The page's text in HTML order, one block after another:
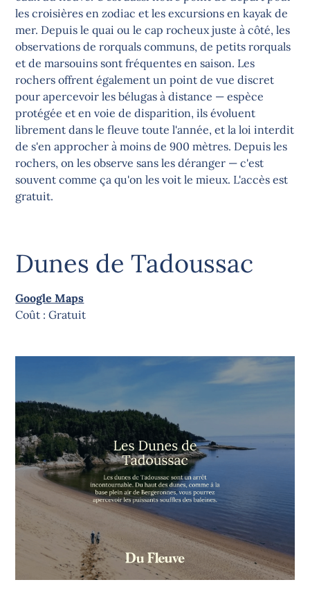
les croisières en zodiac et les excursions en kayak de
mer. Depuis le quai ou le cap rocheux juste à côté, les
observations de rorquals communs, de petits rorquals
et de marsouins sont fréquentes en saison. Les
rochers offrent également un point de vue discret
pour apercevoir les bélugas à distance — espèce
protégée et en voie de disparition, ils évoluent
librement dans le fleuve toute l'année, et la loi interdit
de s'en approcher à moins de 900 mètres. Depuis les
rochers, on les observe sans les déranger — c'est
souvent comme ça qu'on les voit le mieux. L'accès est
gratuit.
Dunes de Tadoussac
Google Maps
Coût : Gratuit